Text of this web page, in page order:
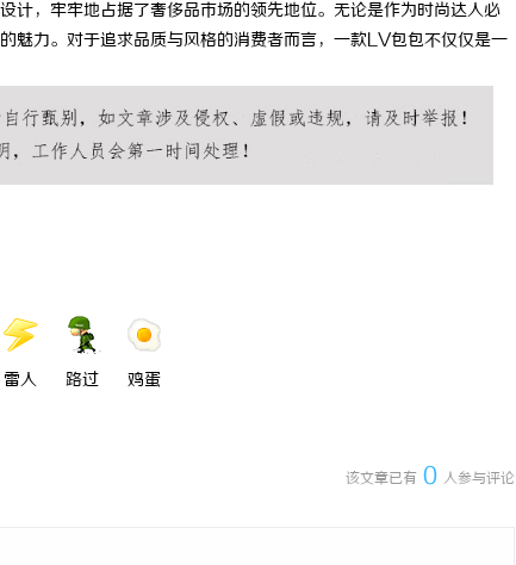
，牢牢地占据了奢侈品市场的领先地位。无论是作为时尚达人必
魅力。对于追求品质与风格的消费者而言，一款LV包包不仅仅是一
雷人 路过 鸡蛋
该文章已有 0 人参与评论